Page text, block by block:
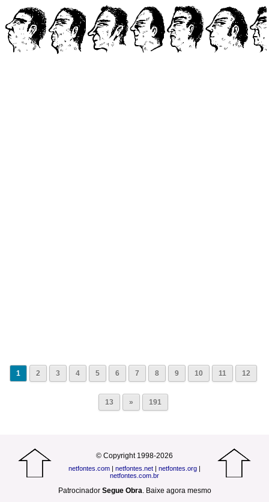
1 2 3 4 5 6 7 8 9 10 11 12
13 » 191
© Copyright 1998-2026
netfontes.com | netfontes.net | netfontes.org |
netfontes.com.br
Patrocinador Segue Obra. Baixe agora mesmo